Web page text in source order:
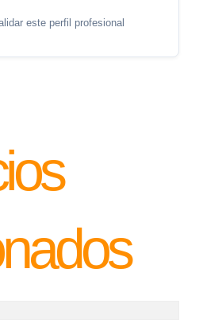
este perfil profesional